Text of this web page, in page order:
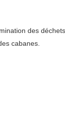
des
cabanes.